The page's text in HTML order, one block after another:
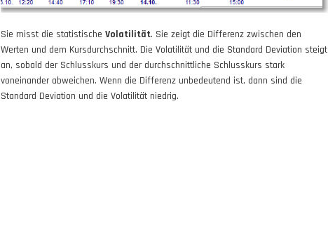
Sie misst die statistische Volatilität. Sie zeigt die Differenz zwischen den
Werten und dem Kursdurchschnitt. Die Volatilität und die Standard Deviation steigt
an, sobald der Schlusskurs und der durchschnittliche Schlusskurs stark
voneinander abweichen. Wenn die Differenz unbedeutend ist, dann sind die
Standard Deviation und die Volatilität niedrig.